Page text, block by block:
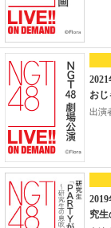
お
出演
究